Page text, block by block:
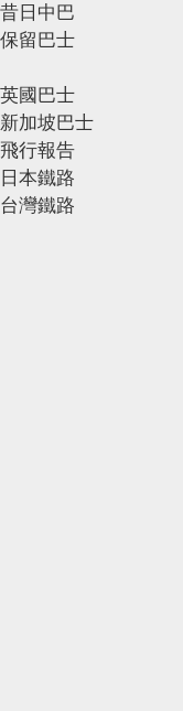
昔日中巴
保留巴士
英國巴士
新加坡巴士
飛行報告
日本鐵路
台灣鐵路